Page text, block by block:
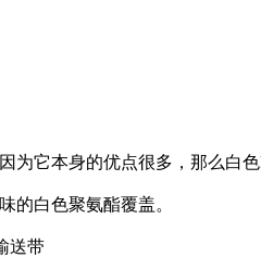
它本身的优点很多，那么白色
的白色聚氨酯覆盖。